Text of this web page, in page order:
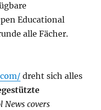
Educational
alle Fächer.
dreht sich alles
News covers